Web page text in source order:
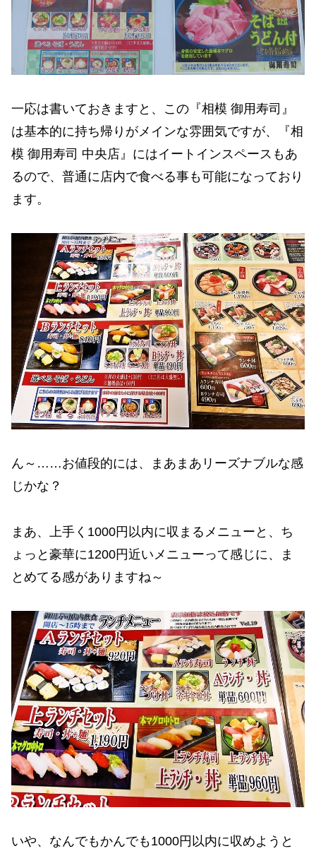
一応は書いておきますと、この『相模 御用寿司』
は基本的に持ち帰りがメインな雰囲気ですが、『相
模 御用寿司 中央店』にはイートインスペースもあ
るので、普通に店内で食べる事も可能になっており
ます。
ん～……お値段的には、まあまあリーズナブルな感
じかな？
まあ、上手く1000円以内に収まるメニューと、ち
ょっと豪華に1200円近いメニューって感じに、ま
とめてる感がありますね～
いや、なんでもかんでも1000円以内に収めようと